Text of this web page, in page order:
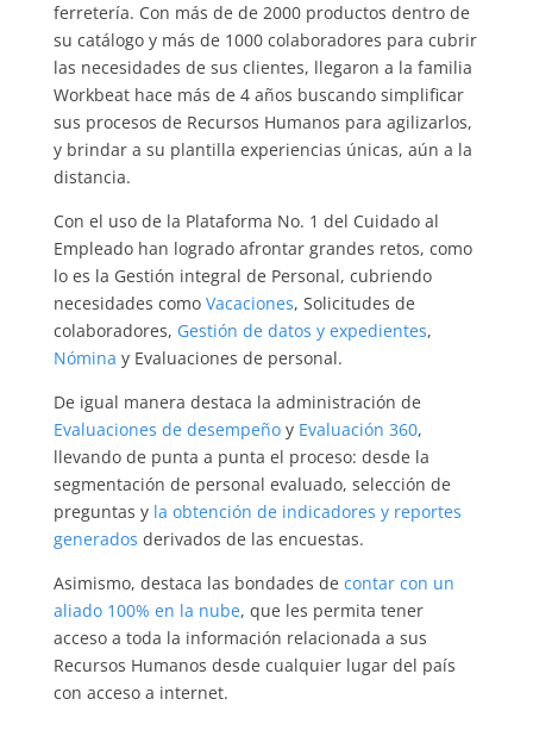
ferretería. Con más de de 2000 productos dentro de
su catálogo y más de 1000 colaboradores para cubrir
las necesidades de sus clientes, llegaron a la familia
Workbeat hace más de 4 años buscando simplificar
sus procesos de Recursos Humanos para agilizarlos,
y brindar a su plantilla experiencias únicas, aún a la
distancia.
Con el uso de la Plataforma No. 1 del Cuidado al
Empleado han logrado afrontar grandes retos, como
lo es la Gestión integral de Personal, cubriendo
necesidades como Vacaciones, Solicitudes de
colaboradores, Gestión de datos y expedientes,
Nómina y Evaluaciones de personal.
De igual manera destaca la administración de
Evaluaciones de desempeñoy Evaluación 360,
llevando de punta a punta el proceso: desde la
segmentación de personal evaluado, selección de
preguntas y la obtención de indicadores y reportes
generados derivados de las encuestas.
Asimismo, destaca las bondades de contar con un
aliado 100% en la nube, que les permita tener
acceso a toda la información relacionada a sus
Recursos Humanos desde cualquier lugar del país
con acceso a internet.